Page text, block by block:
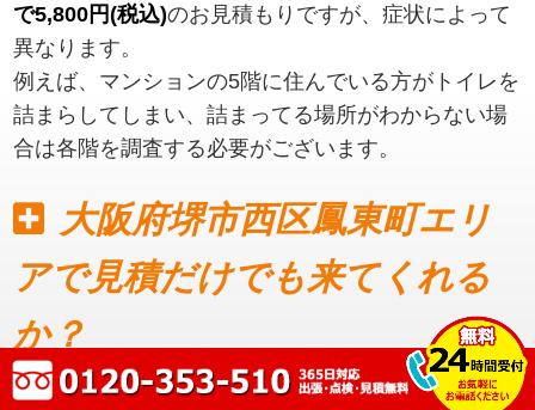
で5,800円(税込)のお見積もりですが、症状によって
異なります。
例えば、マンションの5階に住んでいる方がトイレを
詰まらしてしまい、詰まってる場所がわからない場
合は各階を調査する必要がございます。
大阪府堺市西区鳳東町エリ
アで見積だけでも来てくれる
か？
見積もりだけでも可能です。